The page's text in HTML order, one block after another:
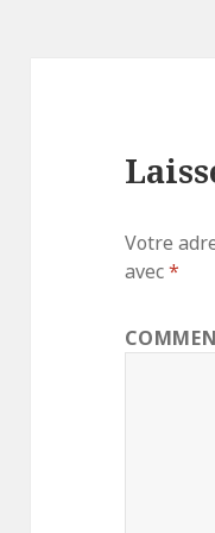
Votre
avec*